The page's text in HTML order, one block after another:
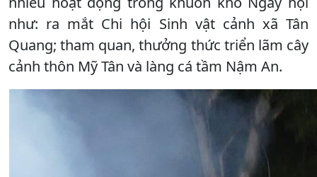
như: ra mắt Chi hội Sinh vật cảnh xã Tân
Quang; tham quan, thưởng thức triển lãm cây
cảnh thôn Mỹ Tân và làng cá tầm Nậm An.